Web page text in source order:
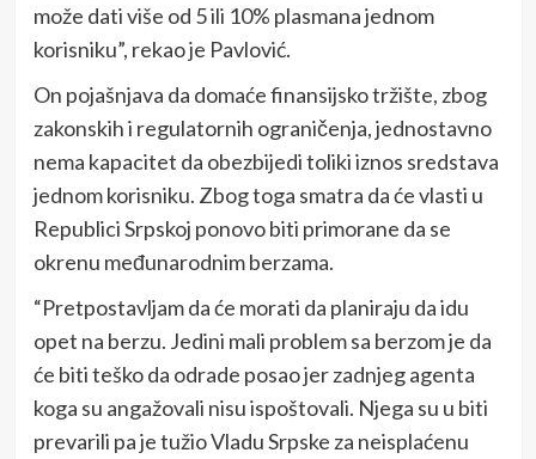
može dati više od 5 ili 10% plasmana jednom
korisniku”, rekao je Pavlović.
On pojašnjava da domaće finansijsko tržište, zbog
zakonskih i regulatornih ograničenja, jednostavno
nema kapacitet da obezbijedi toliki iznos sredstava
jednom korisniku. Zbog toga smatra da će vlasti u
Republici Srpskoj ponovo biti primorane da se
okrenu međunarodnim berzama.
“Pretpostavljam da će morati da planiraju da idu
opet na berzu. Jedini mali problem sa berzom je da
će biti teško da odrade posao jer zadnjeg agenta
koga su angažovali nisu ispoštovali. Njega su u biti
prevarili pa je tužio Vladu Srpske za neisplaćenu